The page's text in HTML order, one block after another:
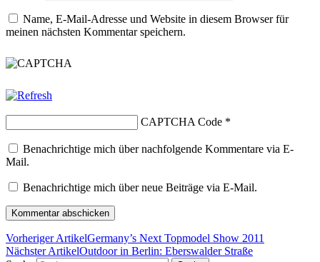
Name, E-Mail-Adresse und Website in diesem Browser für
meinen nächsten Kommentar speichern.
CAPTCHA Code *
Benachrichtige mich über nachfolgende Kommentare via E-
Mail.
Benachrichtige mich über neue Beiträge via E-Mail.
Vorheriger ArtikelGermany’s Next Topmodel Show 2011
Nächster ArtikelOutdoor in Berlin: Eberswalder Straße